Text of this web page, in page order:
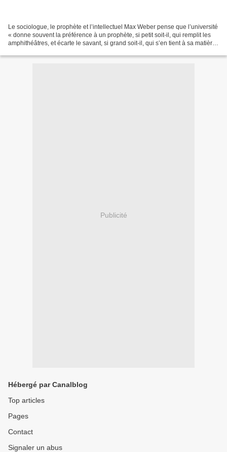
Le sociologue, le prophète et l’intellectuel Max Weber pense que l’université
« donne souvent la préférence à un prophète, si petit soit-il, qui remplit les
amphithéâtres, et écarte le savant, si grand soit-il, qui s’en tient à sa matière
Publicité
Hébergé par Canalblog
Top articles
Pages
Contact
Signaler un abus